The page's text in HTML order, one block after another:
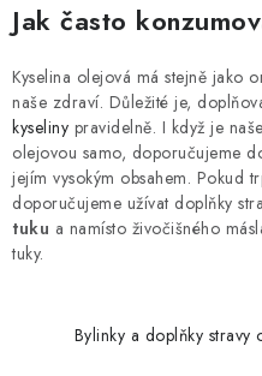
Jak často
Kyselina olejová má stejně jako
naše zdraví. Důležité je,
kyseliny pravidelně. I když je
olejovou samo, doporučujeme
jejím vysokým obsahem. Pokud
doporučujeme užívat doplňky
tuku a namísto živočišného
tuky.
Bylinky a doplňky stravy